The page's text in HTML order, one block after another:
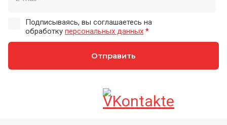
Подписываясь, вы соглашаетесь на
обработку персональных данных *
Отправить